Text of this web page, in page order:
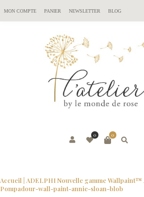
MON COMPTE PANIER NEWSLETTER BLOG
0
0
Accueil ADELPHI Nouvelle gamme Wallpaint™
Pompadour-wall-paint-annie-sloan-blob